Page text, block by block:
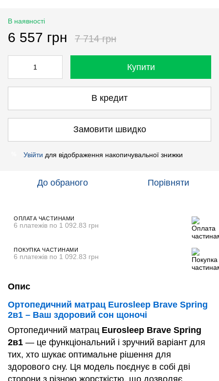
В наявності
6 557 грн 7 714 грн
Купити
В кредит
Замовити швидко
Увійти для відображення накопичувальної знижки
До обраного Порівняти
ОПЛАТА ЧАСТИНАМИ
6 платежів по 1 092.83 грн
ПОКУПКА ЧАСТИНАМИ
6 платежів по 1 092.83 грн
Опис
Ортопедичний матрац Eurosleep Brave Spring
2в1 – Ваш здоровий сон щоночі
Ортопедичний матрац Eurosleep Brave Spring
2в1 — це функціональний і зручний варіант для
тих, хто шукає оптимальне рішення для
здорового сну. Ця модель поєднує в собі дві
сторони з різною жорсткістю, що дозволяє